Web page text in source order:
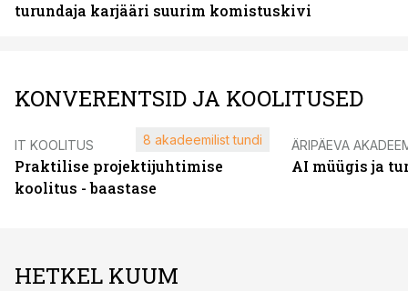
turundaja karjääri suurim komistuskivi
KONVERENTSID JA KOOLITUSED
IT KOOLITUS
Praktilise projektijuhtimise
koolitus - baastase
8 akadeemilist tundi ÄRIPÄEVA
AI müügis ja
HETKEL KUUM